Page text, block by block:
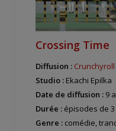
Crossing Time
Diffusion : Crunchyroll
Studio : Ekachi Epilka
Date de diffusion : 9
Durée : épisodes de
Genre : comédie,